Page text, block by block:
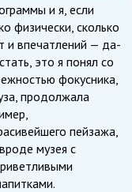
и я, если
физически, сколько
и впечатлений — да-
это я понял со
фокусника,
продолжала
пейзажа,
музея с